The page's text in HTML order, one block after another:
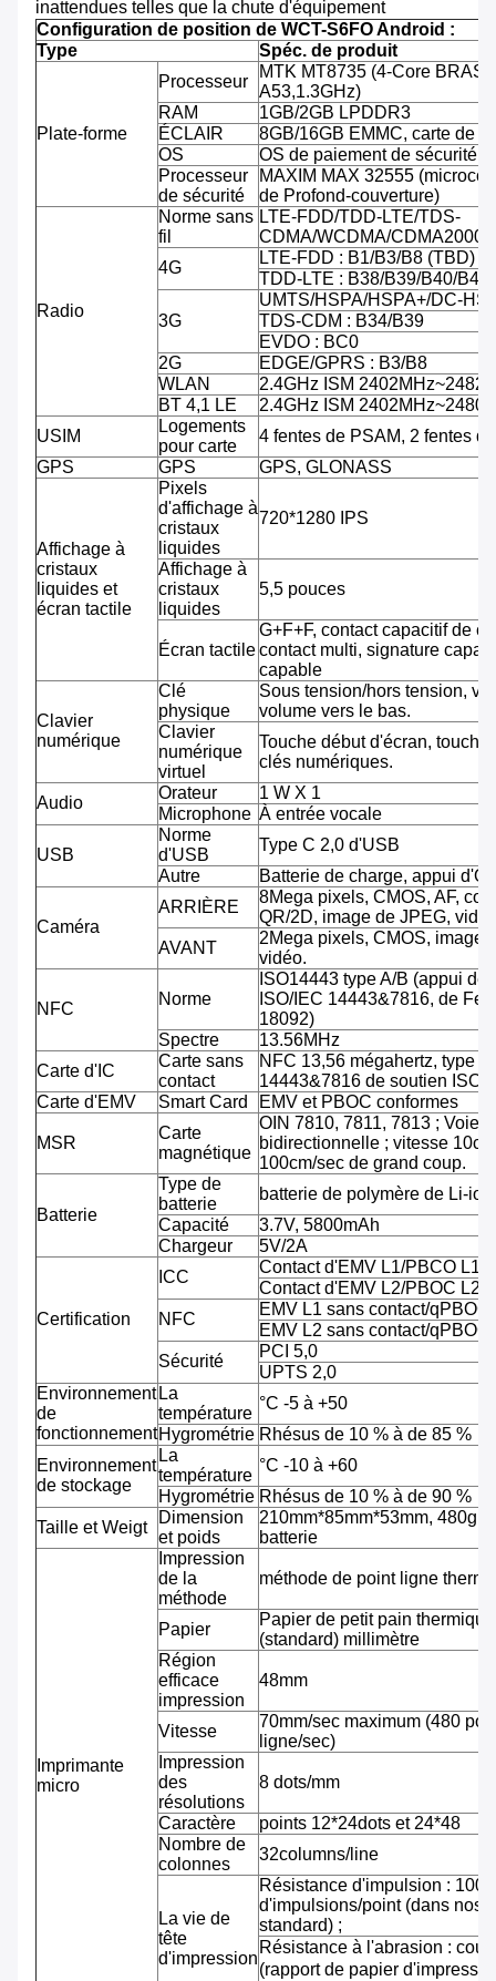
inattendues telles que la chute d'équipement
Configuration de position de WCT-S6FO Android :
Type
Spéc. de produit
Plate-forme
Processeur
MTK MT8735 (4-Core BRAS
A53,1.3GHz)
RAM
1GB/2GB LPDDR3
ÉCLAIR
8GB/16GB EMMC, carte de
OS
OS de paiement de sécurité
Processeur
de sécurité
MAXIM MAX 32555
de Profond-couverture)
Radio
Norme sans
fil
LTE-FDD/TDD-LTE/TDS-
CDMA/WCDMA/CDMA2000/
4G
LTE-FDD : B1/B3/B8 (TBD)
TDD-LTE : B38/B39/B40/B41
3G
UMTS/HSPA/HSPA+/DC-
TDS-CDM : B34/B39
EVDO : BC0
2G
EDGE/GPRS : B3/B8
WLAN
2.4GHz ISM
BT 4,1 LE
2.4GHz ISM
USIM
Logements
pour carte
4 fentes de PSAM, 2 fentes
GPS
GPS GPS, GLONASS
Affichage à
cristaux
liquides et
écran tactile
Pixels
d'affichage à
cristaux
liquides
720*1280 IPS
Affichage à
cristaux
liquides
5,5 pouces
Écran tactile
G+F+F, contact capacitif de
contact multi, signature
capable
Clavier
numérique
Clé
physique
Sous tension/hors tension,
volume vers le bas.
Clavier
numérique
virtuel
Touche début d'écran, touche
clés numériques.
Audio
Orateur
1 W X 1
Microphone À entrée vocale
USB
Norme
d'USB
Type C 2,0 d'USB
Autre
Batterie de charge, appui
Caméra
ARRIÈRE
8Mega pixels, CMOS, AF,
QR/2D, image de JPEG,
AVANT
2Mega pixels, CMOS, image
vidéo.
NFC
Norme
ISO14443 type A/B (appui de
ISO/IEC 14443&7816, de
18092)
Spectre
13.56MHz
Carte d'IC
Carte sans
contact
NFC 13,56 mégahertz, type
14443&7816 de soutien ISO/
Carte d'EMV
Smart Card EMV et PBOC conformes
MSR
Carte
magnétique
OIN 7810, 7811, 7813 ; Voie
bidirectionnelle ; vitesse
100cm/sec de grand coup.
Batterie
Type de
batterie
batterie de polymère de Li-ion
Capacité
3.7V, 5800mAh
Chargeur
5V/2A
Certification
ICC
Contact d'EMV L1/PBCO L1
Contact d'EMV L2/PBOC L2
NFC
EMV L1 sans contact/qPBOC
EMV L2 sans contact/qPBOC
Sécurité
PCI 5,0
UPTS 2,0
Environnement
de
fonctionnement
La
température
°C -5 à +50
Hygrométrie Rhésus de 10 % à de 85 %
Environnement
de stockage
La
température
°C -10 à +60
Hygrométrie Rhésus de 10 % à de 90 %
Taille et Weigt
Dimension
et poids
210mm*85mm*53mm, 480g
batterie
Imprimante
micro
Impression
de la
méthode
méthode de point ligne
Papier
Papier de petit pain
(standard) millimètre
Région
efficace
impression
48mm
Vitesse
70mm/sec maximum (480
ligne/sec)
Impression
des
résolutions
8 dots/mm
Caractère
points 12*24dots et 24*48
Nombre de
colonnes
32columns/line
La vie de
tête
d'impression
Résistance d'impulsion : 100
d'impulsions/point (dans nos
standard) ;
Résistance à l'abrasion :
(rapport de papier